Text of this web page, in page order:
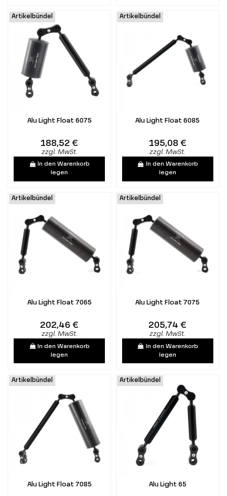
Artikelbündel
Alu Light Float 6075
188,52 €
zzgl. MwSt.
In den Warenkorb
legen
Artikelbündel
Alu Light Float 6085
195,08 €
zzgl. MwSt.
In den Warenkorb
legen
Artikelbündel
Alu Light Float 7065
202,46 €
zzgl. MwSt.
In den Warenkorb
legen
Artikelbündel
Alu Light Float 7075
205,74 €
zzgl. MwSt.
In den Warenkorb
legen
Artikelbündel
Alu Light Float 7085
Artikelbündel
Alu Light 65